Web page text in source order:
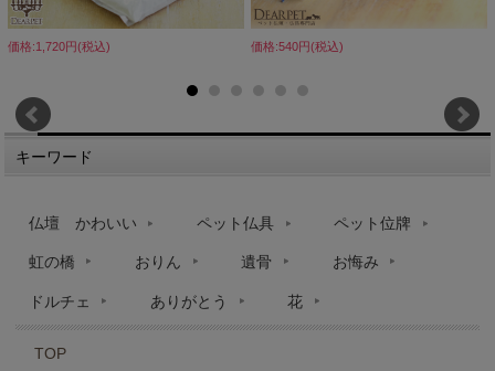
価格:1,720円(税込) 価格:540円(税込)
キーワード
仏壇 かわいい ペット仏具 ペット位牌
虹の橋 おりん 遺骨 お悔み
ドルチェ ありがとう 花
TOP